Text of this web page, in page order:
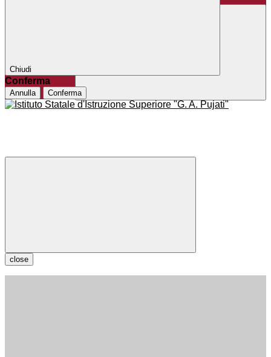
Chiudi
Conferma
Annulla Conferma
close